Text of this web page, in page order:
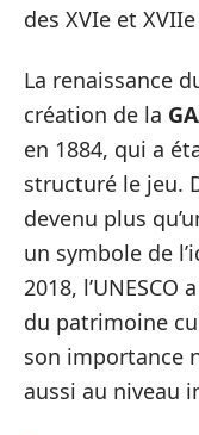
des XVIe et
La renaissance
création de la
en 1884, qui a
structuré le jeu.
devenu plus
un symbole de
2018,
du patrimoine
son importance
aussi au niveau